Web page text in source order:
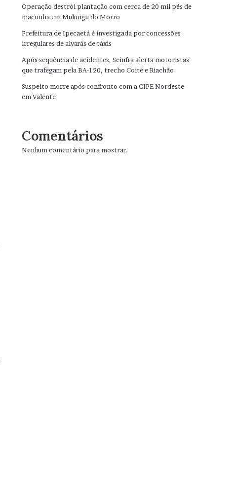
Operação destrói plantação com cerca de 20 mil pés de
maconha em Mulungu do Morro
Prefeitura de Ipecaetá é investigada por concessões
irregulares de alvarás de táxis
Após sequência de acidentes, Seinfra alerta motoristas
que trafegam pela BA-120, trecho Coité e Riachão
Suspeito morre após confronto com a CIPE Nordeste
em Valente
Comentários
Nenhum comentário para mostrar.